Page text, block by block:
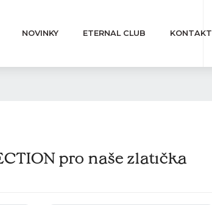
NOVINKY ETERNAL CLUB KONTAKT
pro naše zlatíčka